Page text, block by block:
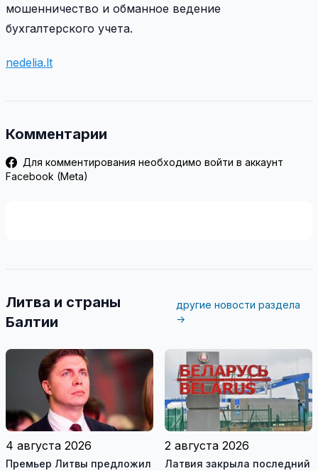
мошенничество и обманное ведение
бухгалтерского учета.
nedelia.lt
Комментарии
Для комментирования необходимо войти в аккаунт
Facebook (Meta)
Литва и страны
Балтии
другие новости раздела
→
4 августа 2026
Премьер Литвы предложил
2 августа 2026
Латвия закрыла последний